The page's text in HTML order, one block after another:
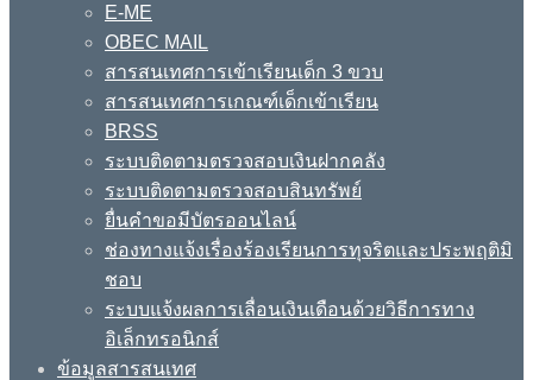
E-ME
OBEC MAIL
สารสนเทศการเข้าเรียนเด็ก 3 ขวบ
สารสนเทศการเกณฑ์เด็กเข้าเรียน
BRSS
ระบบติดตามตรวจสอบเงินฝากคลัง
ระบบติดตามตรวจสอบสินทรัพย์
ยื่นคำขอมีบัตรออนไลน์
ช่องทางแจ้งเรื่องร้องเรียนการทุจริตและประพฤติมิ
ชอบ
ระบบแจ้งผลการเลื่อนเงินเดือนด้วยวิธีการทาง
อิเล็กทรอนิกส์
ข้อมูลสารสนเทศ